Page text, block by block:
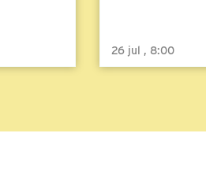
26 jul , 8:00